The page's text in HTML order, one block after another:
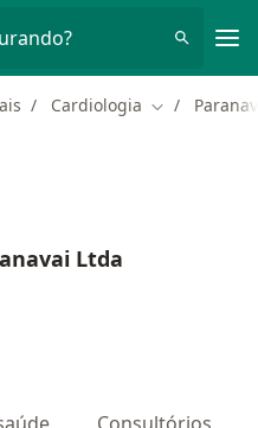
Cardiologia Mudar de
Ltda